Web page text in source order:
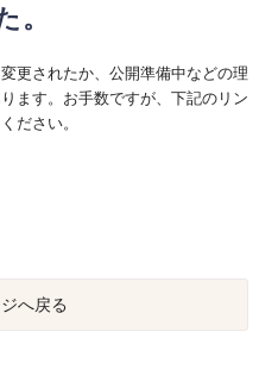
。
更されたか、公開準備中などの理
ます。お手数ですが、下記のリン
ださい。
へ戻る